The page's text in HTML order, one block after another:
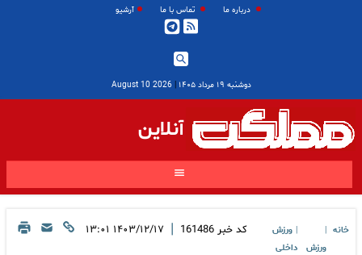
درباره ما تماس با ما آرشیو
دوشنبه ۱۹ مرداد ۱۴۰۵ |
2026 August 10
آنلاین
خانه
ورزش
ورزش
داخلی
کد خبر 161486
| ۱۴۰۳/۱۲/۱۷ ۱۳:۰۱